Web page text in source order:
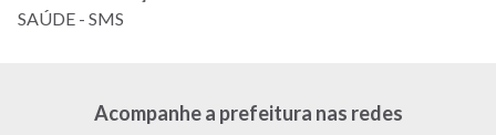
SAÚDE - SMS
Acompanhe a prefeitura nas redes